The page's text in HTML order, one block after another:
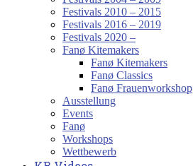
Festivals 2010 – 2015
Festivals 2016 – 2019
Festivals 2020 –
Fanø Kitemakers
Fanø Kitemakers
Fanø Classics
Fanø Frauenworkshop
Ausstellung
Events
Fanø
Workshops
Wettbewerb